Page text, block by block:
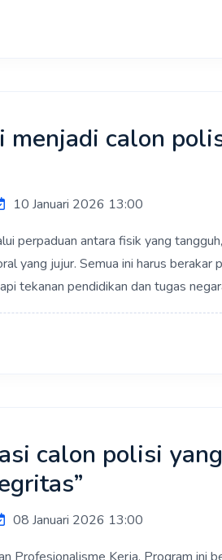
menjadi calon
10 Januari 2026 13:00
perpaduan antara fisik yang
yang jujur. Semua ini harus berakar
tekanan pendidikan dan tugas
calon polisi yang
08 Januari 2026 13:00